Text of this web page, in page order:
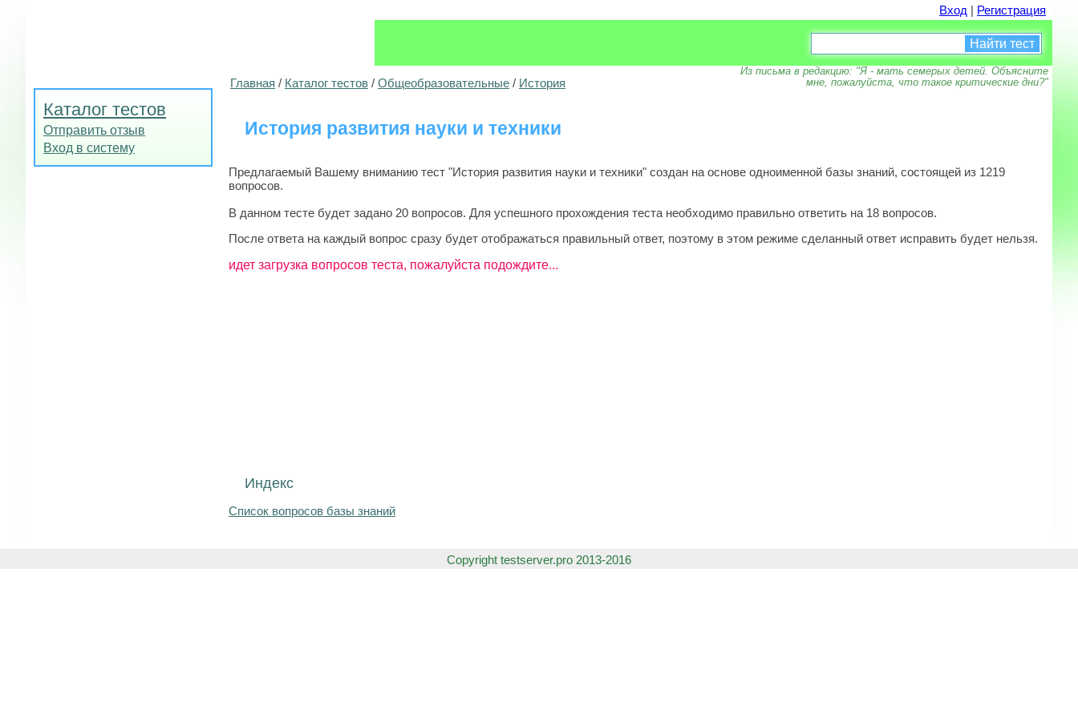
Вход | Регистрация
Из письма в редакцию: "Я - мать семерых детей. Объясните
мне, пожалуйста, что такое критические дни?"
Найти тест
Каталог тестов
Отправить отзыв
Вход в систему
Главная / Каталог тестов / Общеобразовательные / История
История развития науки и техники
Предлагаемый Вашему вниманию тест "История развития науки и техники" создан на основе одноименной базы знаний, состоящей из 1219
вопросов.
В данном тесте будет задано 20 вопросов. Для успешного прохождения теста необходимо правильно ответить на 18 вопросов.
После ответа на каждый вопрос сразу будет отображаться правильный ответ, поэтому в этом режиме сделанный ответ исправить будет нельзя.
идет загрузка вопросов теста, пожалуйста подождите...
Индекс
Список вопросов базы знаний
Copyright testserver.pro 2013-2016